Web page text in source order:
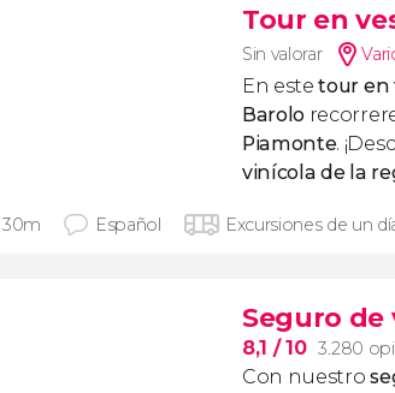
Tour en
Sin valorar
En este tour en
Barolo
Piamonte.
vinícola de la
Español Excursiones de un
Seguro de
8,1 / 10 3.280
Con nuestro